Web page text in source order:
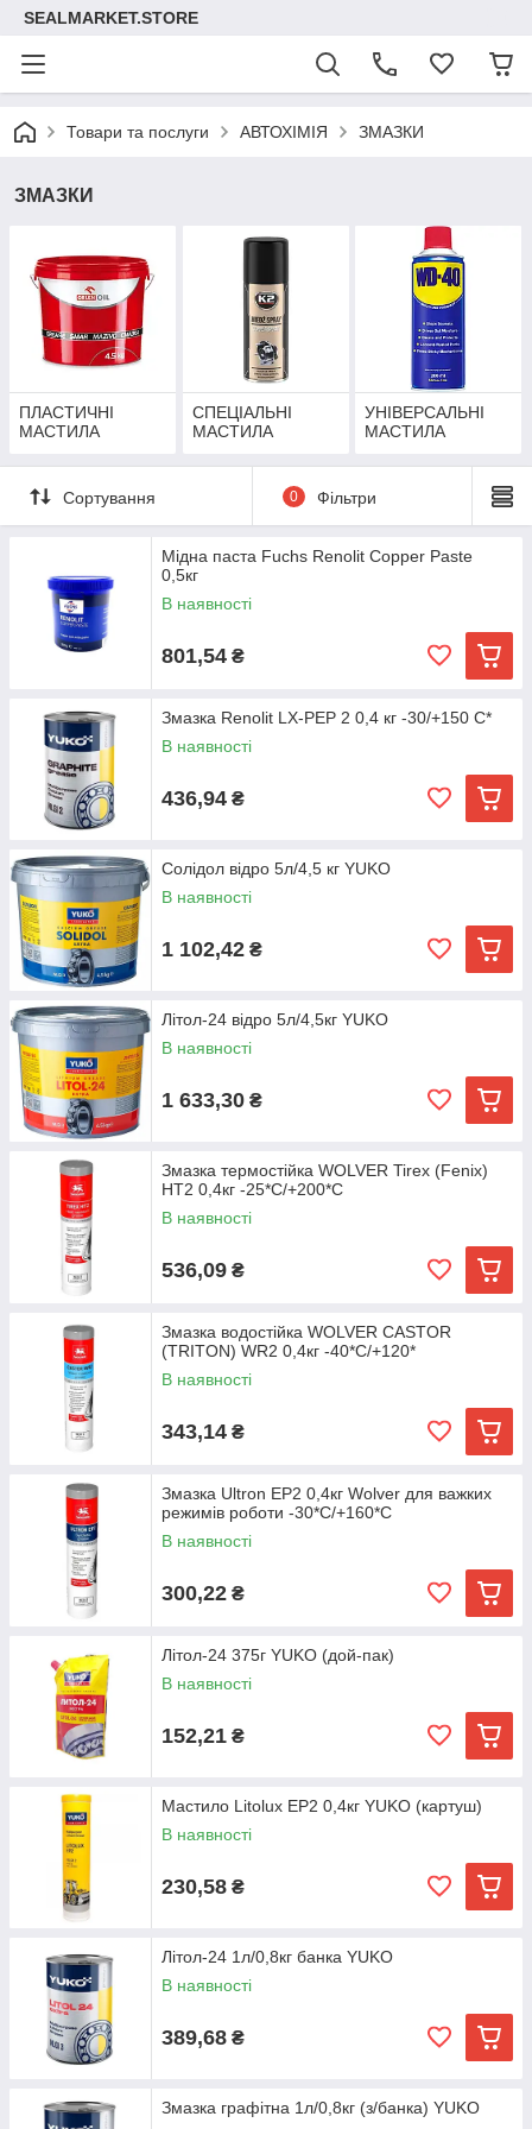
SEALMARKET.STORE
Товари та послуги АВТОХІМІЯ ЗМАЗКИ
ЗМАЗКИ
ПЛАСТИЧНІ
МАСТИЛА
СПЕЦІАЛЬНІ
МАСТИЛА
УНІВЕРСАЛЬНІ
МАСТИЛА
Сортування 0 Фільтри
Мідна паста Fuchs Renolit Copper Paste
0,5кг
В наявності
801,54 ₴
Змазка Renolit LX-PEP 2 0,4 кг -30/+150 С*
В наявності
436,94 ₴
Солідол відро 5л/4,5 кг YUKO
В наявності
1 102,42 ₴
Літол-24 відро 5л/4,5кг YUKO
В наявності
1 633,30 ₴
Змазка термостійка WOLVER Tirex (Fenix)
HT2 0,4кг -25*С/+200*С
В наявності
536,09 ₴
Змазка водостійка WOLVER CASTOR
(TRITON) WR2 0,4кг -40*С/+120*
В наявності
343,14 ₴
Змазка Ultron EP2 0,4кг Wolver для важких
режимів роботи -30*С/+160*С
В наявності
300,22 ₴
Літол-24 375г YUKO (дой-пак)
В наявності
152,21 ₴
Мастило Litolux EP2 0,4кг YUKO (картуш)
В наявності
230,58 ₴
Літол-24 1л/0,8кг банка YUKO
В наявності
389,68 ₴
Змазка графітна 1л/0,8кг (з/банка) YUKO